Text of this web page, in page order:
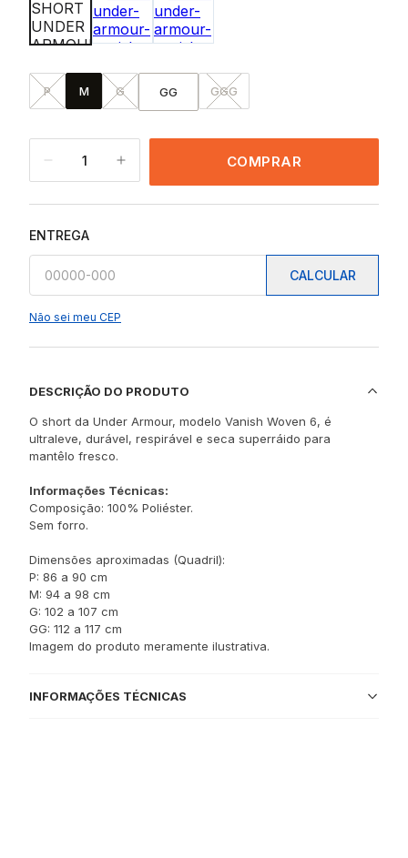
P M G GG GGG
1 COMPRAR
ENTREGA
CALCULAR
Não sei meu CEP
DESCRIÇÃO DO PRODUTO
O short da Under Armour, modelo Vanish Woven 6, é
ultraleve, durável, respirável e seca superráido para
mantêlo fresco.
Informações Técnicas:
Composição: 100% Poliéster.
Sem forro.
Dimensões aproximadas (Quadril):
P: 86 a 90 cm
M: 94 a 98 cm
G: 102 a 107 cm
GG: 112 a 117 cm
Imagem do produto meramente ilustrativa.
INFORMAÇÕES TÉCNICAS